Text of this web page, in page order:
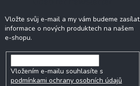
Vložte svůj e-mail a my vám budeme zasílat
informace o nových produktech na našem
e-shopu.
Vložením e-mailu souhlasíte s
podmínkami ochrany osobních údajů